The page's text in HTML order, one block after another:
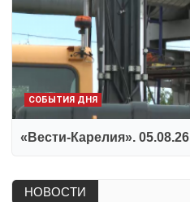
СОБЫТИЯ ДНЯ
«Вести-Карелия». 05.08.26
НОВОСТИ